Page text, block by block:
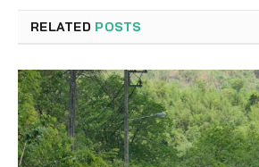
RELATED POSTS